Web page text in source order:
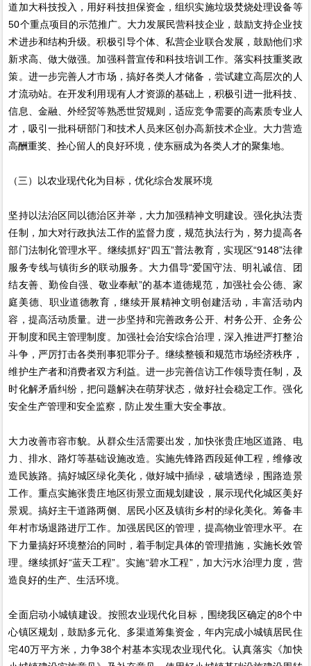
道加大科技投入，用好科技担保资金，组织实施垃圾焚烧处理设备等
50个重点项目的示范推广。大力发展民营科技企业，鼓励支持企业技
术进步和结构升级。积极引导个体、私营企业联合发展，鼓励他们求
新求高、做大做强。加强科普宣传和科技培训工作。落实科技重奖政
策。进一步完善人才市场，搞好各类人才储备，尝试建立高层次的人
才流动站。在开发利用现有人才资源的基础上，积极引进一批科技、
信息、金融、外经贸等熟悉世贸规则，适应竞争需要的高素质专业人
才，吸引一批科研部门和技术人员来区创办高新技术企业。大力营造
高酬重奖、拴心留人的良好环境，使东丽成为各类人才的聚集地。
（三）以农业现代化为目标，优化综合发展环境
坚持以法治区同以德治区并举，大力加强精神文明建设。强化执法责
任制，加大对行政执法工作的监督力度，规范执法行为，努力提高各
部门法制化管理水平。继续抓好“四五”普法教育，实现区“9148”法律
服务专线与镇街乡的联动服务。大力倡导“爱国守法、明礼诚信、团
结友善、勤俭自强、敬业奉献”的基本道德规范，加强社会公德、家
庭美德、职业道德教育，继续开展精神文明创建活动，丰富活动内
容，提高活动质量。进一步坚持和完善政务公开、村务公开、企务公
开制度和民主管理制度。加强社会治安综合治理，深入推进严打整治
斗争，严厉打击各类刑事犯罪分子。继续整顿和规范市场经济秩序，
维护生产者和消费者双方利益。进一步完善信访工作领导责任制，及
时化解矛盾纠纷，把问题解决在萌芽状态，做好社会稳定工作。强化
安全生产管理和安全监察，防止发生重大安全事故。
大力改善市容市貌。从群众生活需要出发，加快张贵庄地区道路、电
力、排水、路灯等基础设施改造。实施先锋路西段延伸工程，维修改
造民族路。搞好城区绿化美化，做好城中插绿，破墙透绿，围路造景
工作。重点实施张贵庄地区街景立面规划建设，展示现代化城区美好
景观。搞好主干道路两侧、居民小区及镇街乡村的绿化美化。筹备丰
年村市场退路进厅工作。加强居民区的管理，提高物业管理水平。在
下力量搞好环境整治的同时，着手制定具体的管理措施，实施长效管
理。继续抓好“蓝天工程”。实施“碧水工程”，加大污水治理力度，营
造良好的生产、生活环境。
全面启动小城镇建设。按照农业现代化目标，围绕我区确定的8个中
心镇区规划，鼓励多元化、多渠道筹集资金，年内完成小城镇居民住
宅40万平方米，力争38个村基本实现农业现代化。认真落实《加快